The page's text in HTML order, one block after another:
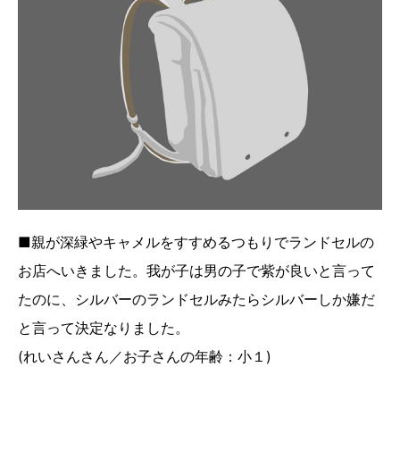
■親が深緑やキャメルをすすめるつもりでランドセルの
お店へいきました。我が子は男の子で紫が良いと言って
たのに、シルバーのランドセルみたらシルバーしか嫌だ
と言って決定なりました。
(れいさんさん／お子さんの年齢：小１)